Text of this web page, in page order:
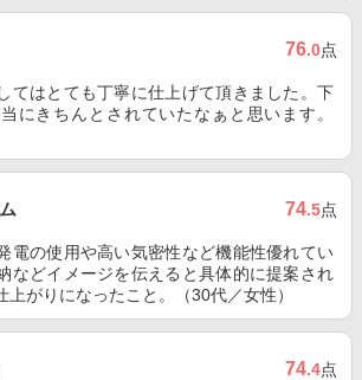
76.0点
てはとても丁寧に仕上げて頂きました。下
にきちんとされていたなぁと思います。
74.5点
電の使用や高い気密性など機能性優れてい
などイメージを伝えると具体的に提案され
上がりになったこと。（30代／女性）
74.4点